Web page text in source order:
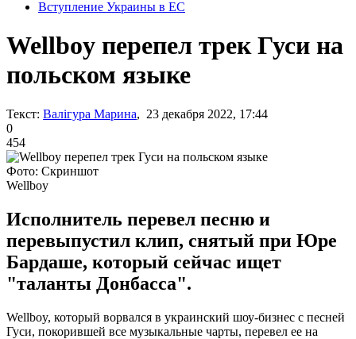
Вступление Украины в ЕС
Wellboy перепел трек Гуси на
польском языке
Текст: Валігура Марина, 23 декабря 2022, 17:44
0
454
Фото: Скриншот
Wellboy
Исполнитель перевел песню и
перевыпустил клип, снятый при Юре
Бардаше, который сейчас ищет
"таланты Донбасса".
Wellboy, который ворвался в украинский шоу-бизнес с песней
Гуси, покорившей все музыкальные чарты, перевел ее на